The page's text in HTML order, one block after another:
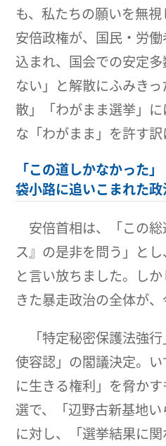
も、私たちの願いを無
安倍政権が、国民・労
込まれ、国会での安定
ない」と解散にふみき
散」「わがまま選挙」
な「わがまま」を許す訳
「この道しかなかった」
袋小路に追いこまれた
安倍首相は、「この
ス』の是非を問う」とし
と言い放ちました。し
きた暴走政治の全体が、
「特定秘密保護法強
使容認」の閣議決定。
に生きる権利」を脅か
選で、「辺野古新基地
に対し、「選挙結果に